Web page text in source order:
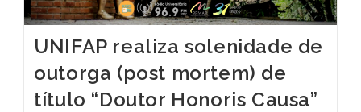
UNIFAP realiza solenidade de
outorga (post mortem) de
título “Doutor Honoris Causa”